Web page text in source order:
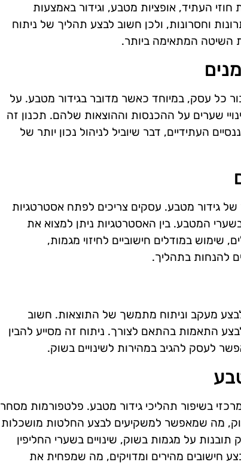
חוזי העתיד, אופציות מטבע, וגידור באמצעות
וחסרונות, ולכן חשוב לבצע תהליך של ניתוח
השיטה המתאימה ביותר.
כל עסק, במיוחד כאשר מדובר בגידור מטבע. על
שערים על ההכנסות וההוצאות שלהם. תכנון זה
העתידיים, דבר שיוביל לניהול נכון יותר של
של גידור מטבע. עסקים צריכים לפתח אסטרטגיות
המטבע. בין האסטרטגיות ניתן למצוא את
שימוש במודלים חישוביים לחיזוי מגמות,
להנחות בתהליך.
מעקב וניתוח מתמשך של התוצאות. חשוב
התאמות בהתאם לצורך. ניתוח זה מסייע להבין
לעסק להגיב במהירות לשינויים בשוק.
בשיפור תהליכי גידור מטבע. פלטפורמות מסחר
מה שמאפשר למשקיעים לבצע החלטות מושכלות
תובנות על מגמות בשוק, שינויים בשערי החליפין
חישובים מהירים ומדויקים, מה שמפחית את